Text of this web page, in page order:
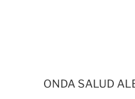
ONDA SALUD